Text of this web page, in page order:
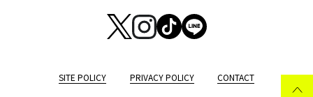
SITE POLICY PRIVACY POLICY CONTACT